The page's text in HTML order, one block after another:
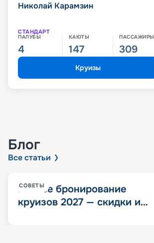
Николай Карамзин
СТАНДАРТ
ПАЛУБЫ
4
КАЮТЫ
147
ПАССАЖИРЫ
309
Круизы
Блог
Все статьи
СОВЕТЫ
Раннее бронирование
круизов 2027 — скидки и